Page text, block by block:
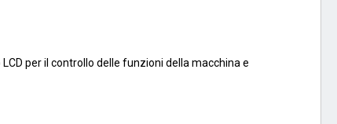
per il controllo delle funzioni della macchina e